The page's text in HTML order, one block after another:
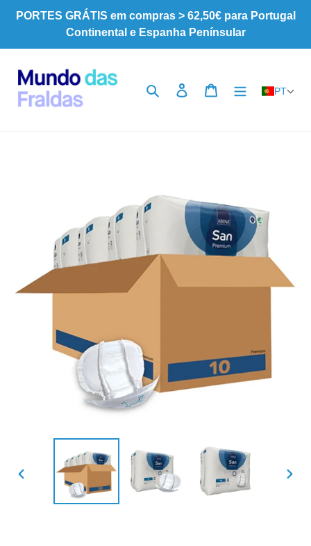
para
Conteúdo
PORTES GRÁTIS em compras > 62,50€ para Portugal
Continental e Espanha Penínsular
PesquisarIniciar sessão
Carrinho PT